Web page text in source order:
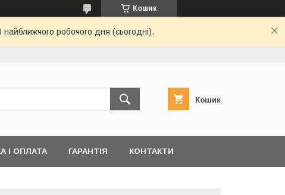
Кошик
робочого дня (сьогодні).
Кошик
І ОПЛАТА ГАРАНТІЯ КОНТАКТИ